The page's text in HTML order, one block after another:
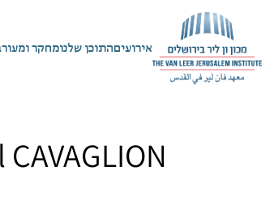
אירועיםהתוכן שלנומחקר